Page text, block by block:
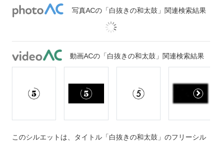
写真ACの「白抜きの和太鼓」関連検索結果
動画ACの「白抜きの和太鼓」関連検索結果
このシルエットは、タイトル「白抜きの和太鼓」のフリーシル